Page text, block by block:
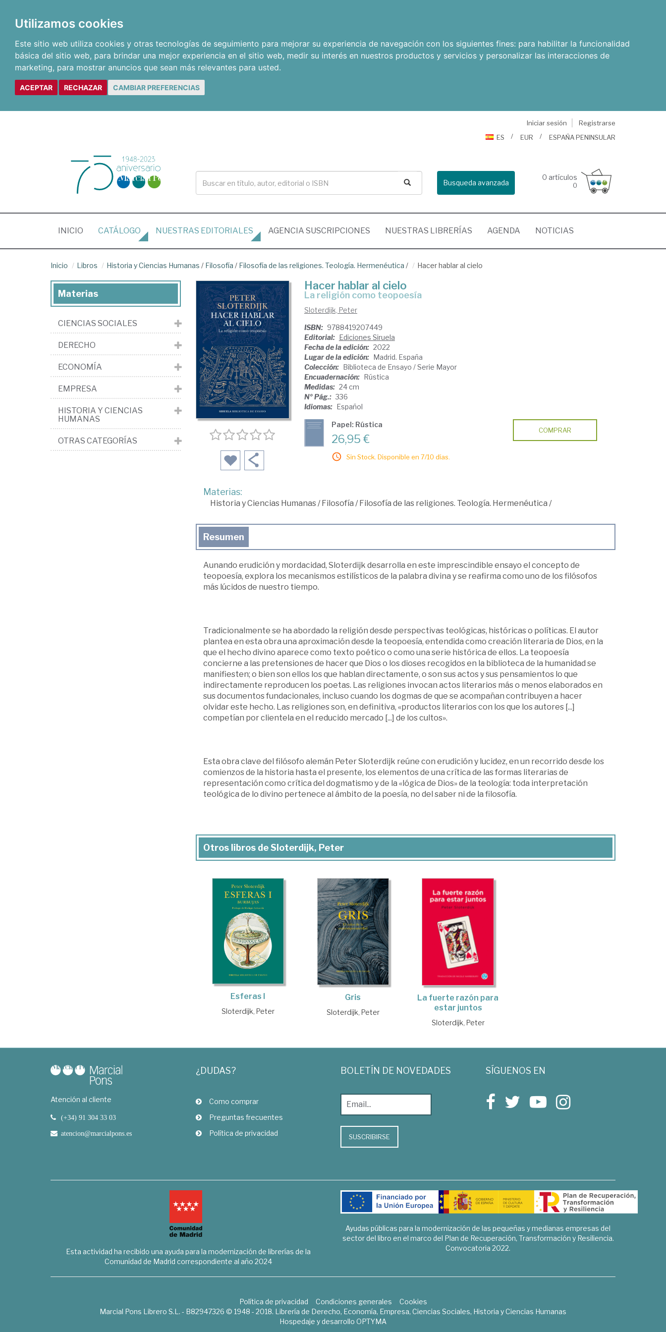
Utilizamos cookies
Este sitio web utiliza cookies y otras tecnologías de seguimiento para mejorar su experiencia de navegación con los siguientes fines: para habilitar la funcionalidad
básica del sitio web, para brindar una mejor experiencia en el sitio web, medir su interés en nuestros productos y servicios y personalizar las interacciones de
marketing, para mostrar anuncios que sean más relevantes para usted.
ACEPTAR RECHAZAR CAMBIAR PREFERENCIAS
Iniciar sesión
Registrarse
ES
EUR ESPAÑA PENINSULAR
Busqueda avanzada
0 artículos
0
INICIO (CURRENT)
CATÁLOGO NUESTRAS EDITORIALES AGENCIA SUSCRIPCIONES NUESTRAS LIBRERÍAS AGENDA NOTICIAS
Inicio Libros Historia y Ciencias Humanas / Filosofía / Filosofía de las religiones. Teología. Hermenéutica / Hacer hablar al cielo
Hacer hablar al cielo
la religión como teopoesía
Sloterdijk, Peter
ISBN: 9788419207449
Editorial: Ediciones Siruela
Fecha de la edición: 2022
Lugar de la edición: Madrid. España
Colección: Biblioteca de Ensayo / Serie Mayor
Encuadernación: Rústica
Medidas: 24 cm
Nº Pág.: 336
Idiomas: Español
Papel: Rústica
26,95 €
Sin Stock. Disponible en 7/10 días.
COMPRAR
Materias:
Historia y Ciencias Humanas/Filosofía /Filosofía de las religiones. Teología. Hermenéutica /
Resumen
Aunando erudición y mordacidad, Sloterdijk desarrolla en este imprescindible ensayo el concepto de
teopoesía, explora los mecanismos estilísticos de la palabra divina y se reafirma como uno de los filósofos
más lúcidos de nuestro tiempo.
Tradicionalmente se ha abordado la religión desde perspectivas teológicas, históricas o políticas. El autor
plantea en esta obra una aproximación desde la teopoesía, entendida como creación literaria de Dios, en la
que el hecho divino aparece como texto poético o como una serie histórica de ellos. La teopoesía
concierne a las pretensiones de hacer que Dios o los dioses recogidos en la biblioteca de la humanidad se
manifiesten; o bien son ellos los que hablan directamente, o son sus actos y sus pensamientos lo que
indirectamente reproducen los poetas. Las religiones invocan actos literarios más o menos elaborados en
sus documentos fundacionales, incluso cuando los dogmas de que se acompañan contribuyen a hacer
olvidar este hecho. Las religiones son, en definitiva, «productos literarios con los que los autores [...]
competían por clientela en el reducido mercado [...] de los cultos».
Esta obra clave del filósofo alemán Peter Sloterdijk reúne con erudición y lucidez, en un recorrido desde los
comienzos de la historia hasta el presente, los elementos de una crítica de las formas literarias de
representación como crítica del dogmatismo y de la «lógica de Dios» de la teología: toda interpretación
teológica de lo divino pertenece al ámbito de la poesía, no del saber ni de la filosofía.
Otros libros de Sloterdijk, Peter
Esferas I
Sloterdijk, Peter
Gris
Sloterdijk, Peter
La fuerte razón para
estar juntos
Sloterdijk, Peter
Materias
CIENCIAS SOCIALES
DERECHO
ECONOMÍA
EMPRESA
HISTORIA Y CIENCIAS
HUMANAS
OTRAS CATEGORÍAS
Atención al cliente
(+34) 91 304 33 03
atencion@marcialpons.es
¿DUDAS?
Como comprar
Preguntas frecuentes
Política de privacidad
BOLETÍN DE NOVEDADES
SUSCRIBIRSE
SÍGUENOS EN
Esta actividad ha recibido una ayuda para la modernización de librerías de la
Comunidad de Madrid correspondiente al año 2024
Ayudas públicas para la modernización de las pequeñas y medianas empresas del
sector del libro en el marco del Plan de Recuperación, Transformación y Resiliencia.
Convocatoria 2022.
Política de privacidad Condiciones generales
Cookies
Marcial Pons Librero S.L. - B82947326 © 1948 - 2018. Librería de Derecho, Economía, Empresa, Ciencias Sociales, Historia y Ciencias Humanas
Hospedaje y desarrollo OPTYMA